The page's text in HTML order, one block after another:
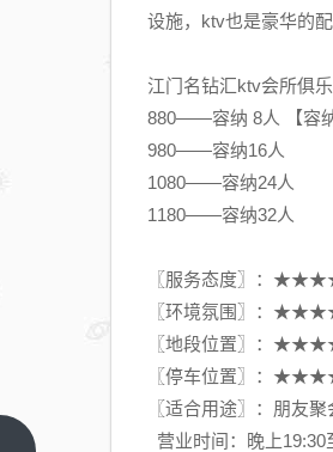
设施，ktv也是豪华的
江门名钻汇ktv会所俱
880——容纳 8人 【容纳
980——容纳16人
1080——容纳24人
1180——容纳32人
〖服务态度〗：
〖环境氛围〗：
〖地段位置〗：
〖停车位置〗：
〖适合用途〗：朋友
营业时间：晚上19:30